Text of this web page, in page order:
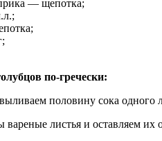
— щепотка;
по-гречески:
половину сока одного
вареные листья и оставляем их